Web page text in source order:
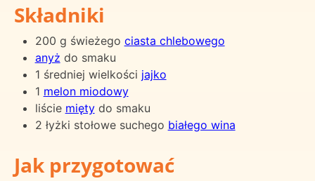
Składniki
200 g świeżego ciasta chlebowego
anyż do smaku
1 średniej wielkości jajko
1 melon miodowy
liście miętydo smaku
2 łyżki stołowe suchego białego wina
Jak przygotować